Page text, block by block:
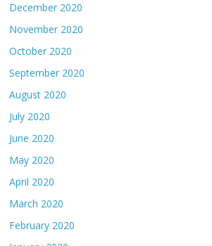
December 2020
November 2020
October 2020
September 2020
August 2020
July 2020
June 2020
May 2020
April 2020
March 2020
February 2020